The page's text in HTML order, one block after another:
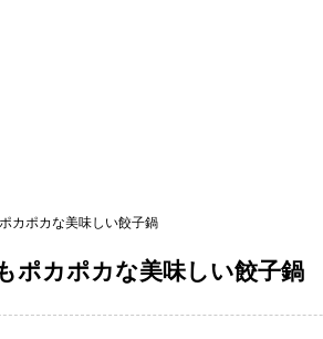
カポカな美味しい餃子鍋
ポカポカな美味しい餃子鍋